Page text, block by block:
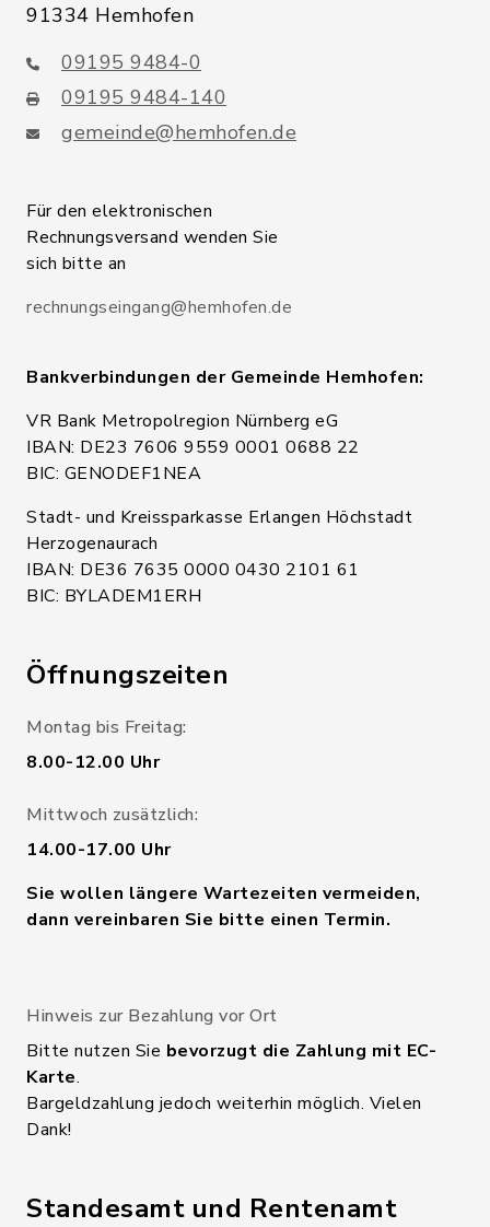
91334 Hemhofen
09195 9484-0
09195 9484-140
gemeinde@hemhofen.de
Für den elektronischen
Rechnungsversand wenden Sie
sich bitte an
rechnungseingang@hemhofen.de
Bankverbindungen der Gemeinde Hemhofen:
VR Bank Metropolregion Nürnberg eG
IBAN: DE23 7606 9559 0001 0688 22
BIC: GENODEF1NEA
Stadt- und Kreissparkasse Erlangen Höchstadt
Herzogenaurach
IBAN: DE36 7635 0000 0430 2101 61
BIC: BYLADEM1ERH
Öffnungszeiten
Montag bis Freitag:
8.00-12.00 Uhr
Mittwoch zusätzlich:
14.00-17.00 Uhr
Sie wollen längere Wartezeiten vermeiden,
dann vereinbaren Sie bitte einen Termin.
Hinweis zur Bezahlung vor Ort
Bitte nutzen Sie bevorzugt die Zahlung mit EC-
Karte.
Bargeldzahlung jedoch weiterhin möglich. Vielen
Dank!
Standesamt und Rentenamt